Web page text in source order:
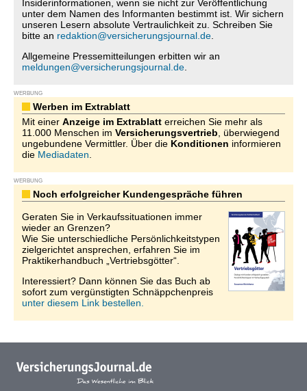
Insiderinformationen, wenn sie nicht zur Veröffentlichung
unter dem Namen des Informanten bestimmt ist. Wir sichern
unseren Lesern absolute Vertraulichkeit zu. Schreiben Sie
bitte an redaktion@versicherungsjournal.de
Allgemeine Pressemitteilungen erbitten wir an
meldungen@versicherungsjournal.de
WERBUNG
Werben im Extrablatt
Mit einer Anzeige im Extrablatt erreichen Sie mehr als
11.000 Menschen im Versicherungsvertrieb , überwiegend
ungebundene Vermittler. Über die Konditionen informieren
die Mediadaten
WERBUNG
Noch erfolgreicher Kundengespräche führen
Geraten Sie in Verkaufssituationen immer
wieder an Grenzen?
Wie Sie unterschiedliche Persönlichkeitstypen
zielgerichtet ansprechen, erfahren Sie im
Praktikerhandbuch „Vertriebsgötter“.
Interessiert? Dann können Sie das Buch ab
sofort zum vergünstigten Schnäppchenpreis
unter diesem Link bestellen.